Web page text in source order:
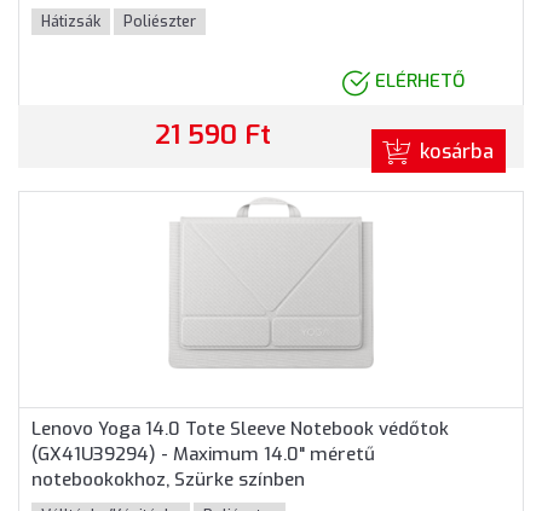
Hátizsák Poliészter
ELÉRHETŐ
21 590 Ft kosárba
Lenovo Yoga 14.0 Tote Sleeve Notebook védőtok
(GX41U39294) - Maximum 14.0" méretű
notebookokhoz, Szürke színben